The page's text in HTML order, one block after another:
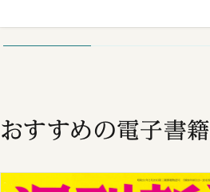
おすすめの電子書籍